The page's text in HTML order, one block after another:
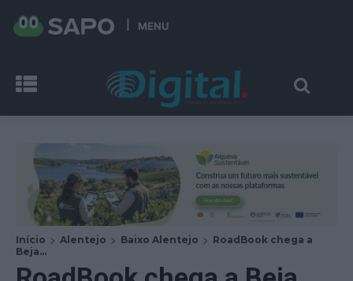
MENU
Início Alentejo Baixo Alentejo
RoadBook chega a
Beja...